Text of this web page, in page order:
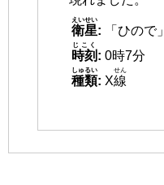
衛星
えいせい
:
「ひので」
時刻
じこく
: 0時7分
種類
しゅるい
: X線
せん